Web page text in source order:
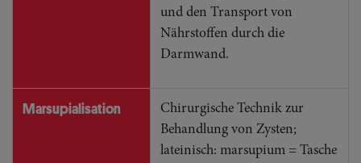
und den Transport von
Nährstoffen durch die
Darmwand.
Marsupialisation
Chirurgische Technik zur
Behandlung von Zysten;
lateinisch: marsupium = Tasche